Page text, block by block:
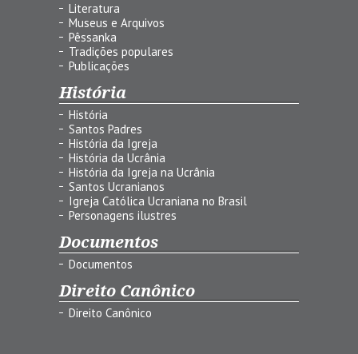
Literatura
Museus e Arquivos
Pêssanka
Tradições populares
Publicações
História
História
Santos Padres
História da Igreja
História da Ucrânia
História da Igreja na Ucrânia
Santos Ucranianos
Igreja Católica Ucraniana no Brasil
Personagens ilustres
Documentos
Documentos
Direito Canônico
Direito Canônico